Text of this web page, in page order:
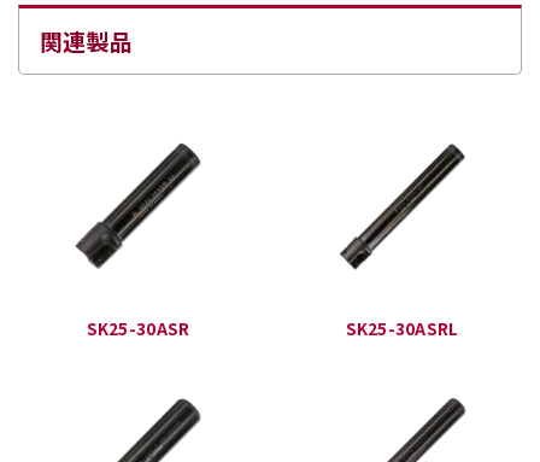
関連製品
SK25-30ASR SK25-30ASRL